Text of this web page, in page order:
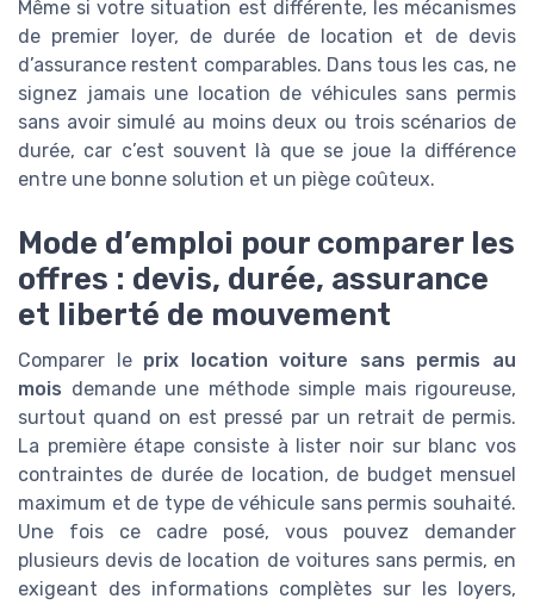
Même si votre situation est différente, les mécanismes
de premier loyer, de durée de location et de devis
d’assurance restent comparables. Dans tous les cas, ne
signez jamais une location de véhicules sans permis
sans avoir simulé au moins deux ou trois scénarios de
durée, car c’est souvent là que se joue la différence
entre une bonne solution et un piège coûteux.
Mode d’emploi pour comparer les
offres : devis, durée, assurance
et liberté de mouvement
Comparer le prix location voiture sans permis au
mois demande une méthode simple mais rigoureuse,
surtout quand on est pressé par un retrait de permis.
La première étape consiste à lister noir sur blanc vos
contraintes de durée de location, de budget mensuel
maximum et de type de véhicule sans permis souhaité.
Une fois ce cadre posé, vous pouvez demander
plusieurs devis de location de voitures sans permis, en
exigeant des informations complètes sur les loyers,